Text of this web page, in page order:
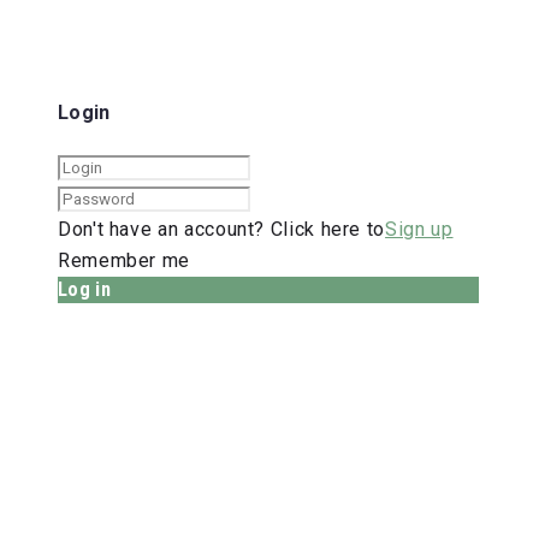
Login
Don't have an account? Click here toSign up
Remember me
Log in